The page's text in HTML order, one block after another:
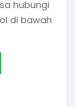
hubungi
di bawah